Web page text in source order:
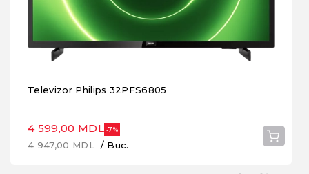
Televizor Philips 32PFS6805
4 599,00 MDL -7%
4 947,00 MDL/ Buc.